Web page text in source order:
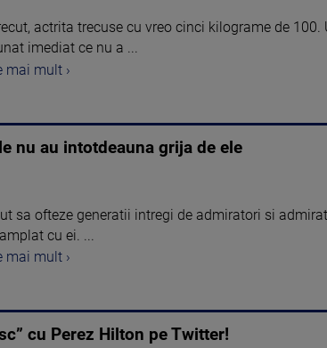
actrita trecuse cu vreo cinci kilograme de 100.
imediat ce nu a ...
mai mult ›
nu au intotdeauna grija de ele
sa ofteze generatii intregi de admiratori si
cu ei. ...
mai mult ›
cu Perez Hilton pe Twitter!